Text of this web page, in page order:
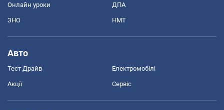
Онлайн уроки ДПА
ЗНО НМТ
Авто
Тест Драйв Електромобілі
Акції Сервіс